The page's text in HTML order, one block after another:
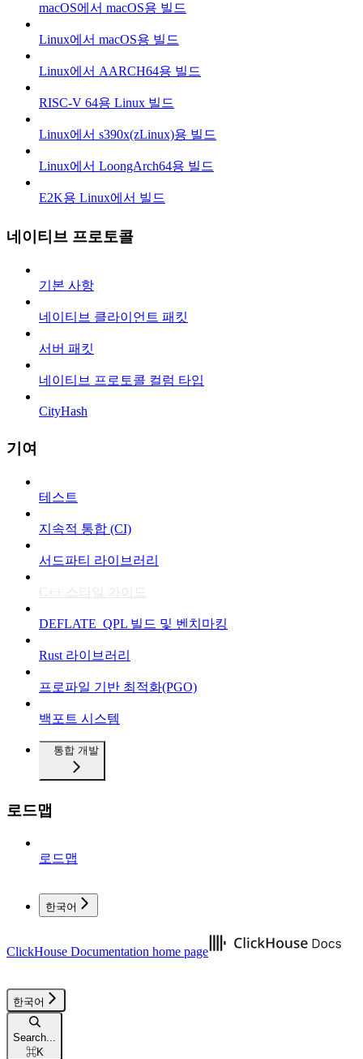
macOS에서 macOS용 빌드
Linux에서 macOS용 빌드
Linux에서 AARCH64용 빌드
RISC-V 64용 Linux 빌드
Linux에서 s390x(zLinux)용 빌드
Linux에서 LoongArch64용 빌드
E2K용 Linux에서 빌드
네이티브 프로토콜
기본 사항
네이티브 클라이언트 패킷
서버 패킷
네이티브 프로토콜 컬럼 타입
CityHash
기여
테스트
지속적 통합 (CI)
서드파티 라이브러리
C++ 스타일 가이드
DEFLATE_QPL 빌드 및 벤치마킹
Rust 라이브러리
프로파일 기반 최적화(PGO)
백포트 시스템
통합 개발
로드맵
로드맵
한국어
ClickHouse Documentation home page
한국어
Search...
⌘K